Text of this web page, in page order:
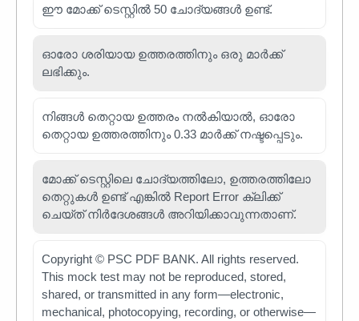
ഈ മോക്ക് ടെസ്റ്റിൽ 50 ചോദ്യങ്ങൾ ഉണ്ട്.
ഓരോ ശരിയായ ഉത്തരത്തിനും ഒരു മാർക്ക്
ലഭിക്കും.
നിങ്ങൾ തെറ്റായ ഉത്തരം നൽകിയാൽ, ഓരോ
തെറ്റായ ഉത്തരത്തിനും 0.33 മാർക്ക് നഷ്ടപ്പെടും.
മോക്ക് ടെസ്റ്റിലെ ചോദ്യത്തിലോ, ഉത്തരത്തിലോ
തെറ്റുകൾ ഉണ്ട് എങ്കിൽ Report Error ക്ലിക്ക്
ചെയ്ത് നിർദേശങ്ങൾ അറിയിക്കാവുന്നതാണ്.
Copyright © PSC PDF BANK. All rights reserved.
This mock test may not be reproduced, stored,
shared, or transmitted in any form—electronic,
mechanical, photocopying, recording, or otherwise—